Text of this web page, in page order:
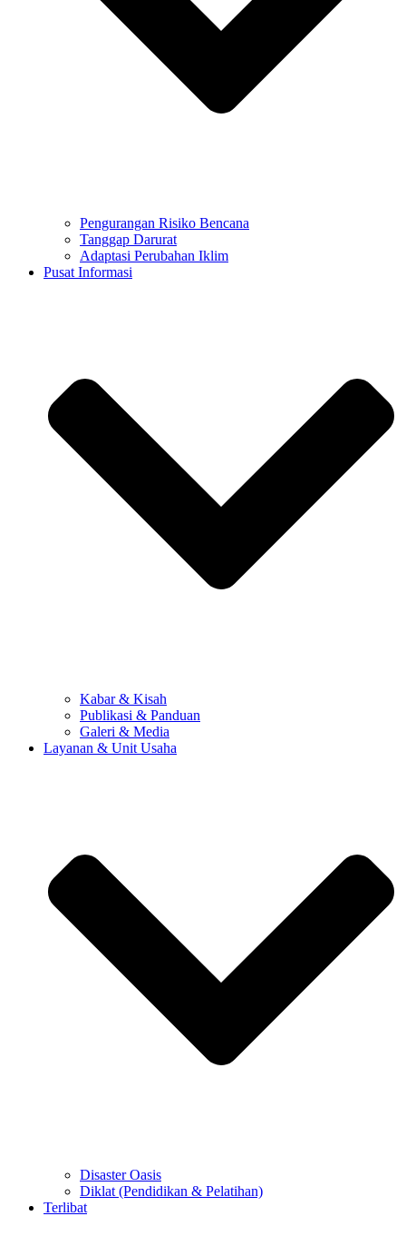
Pengurangan Risiko Bencana
Tanggap Darurat
Adaptasi Perubahan Iklim
Pusat Informasi
Kabar & Kisah
Publikasi & Panduan
Galeri & Media
Layanan & Unit Usaha
Disaster Oasis
Diklat (Pendidikan & Pelatihan)
Terlibat